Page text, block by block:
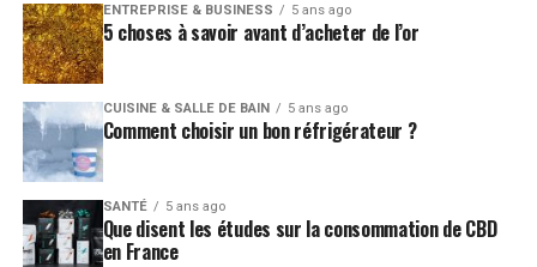
ENTREPRISE & BUSINESS 5 ans ago
5 choses à savoir avant d’acheter de l’or
CUISINE & SALLE DE BAIN 5 ans ago
Comment choisir un bon réfrigérateur ?
SANTÉ 5 ans ago
Que disent les études sur la consommation de CBD
en France